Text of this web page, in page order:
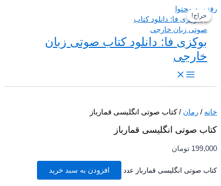
به محتوا
بوکزی فا: دانلود کتاب صوتی زبان
خارجی
/رمان / کتاب صوتی انگلیسی قمارباز
صوتی انگلیسی قمارباز
تومان
صوتی انگلیسی قمارباز عدد افزودن به سبد خرید
حراج!
حراج!